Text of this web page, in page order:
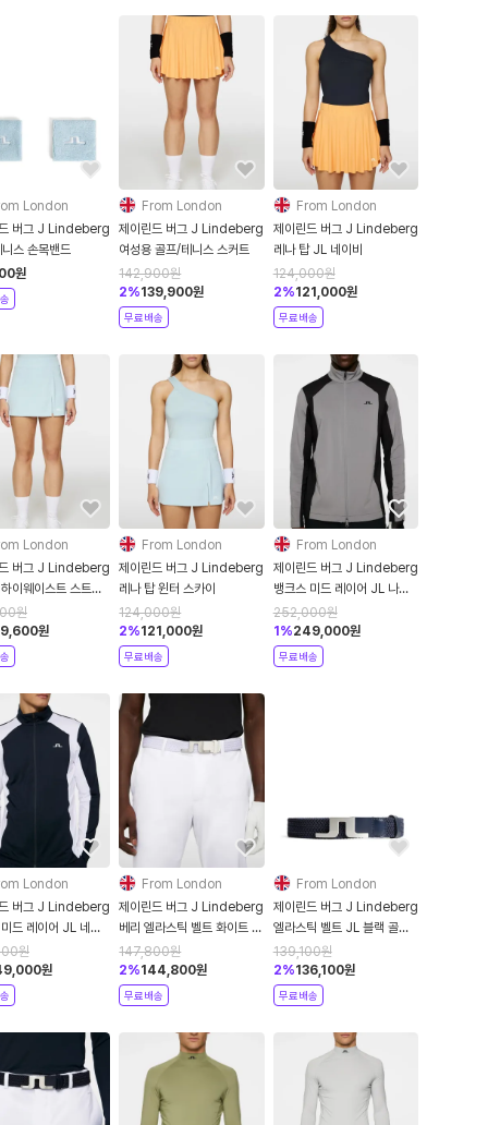
London
버그 J Lindeberg
스 손목밴드
원
From London
제이린드 버그 J Lindeberg
여성용 골프/테니스 스커트
142,900원
2%139,900원
무료배송
From London
제이린드 버그 J Lindeberg
레나 탑 JL 네이비
124,000원
2%121,000원
무료배송
London
버그 J Lindeberg
이웨이스트 스트레
테니스 스커트 - 스카
원
원
From London
제이린드 버그 J Lindeberg
레나 탑 윈터 스카이
124,000원
2%121,000원
무료배송
From London
제이린드 버그 J Lindeberg
뱅크스 미드 레이어 JL 나이
트 아울 스트레치 미드 레이어
자켓
252,000원
1 %249,000원
무료배송
London
버그 J Lindeberg
드 레이어 JL 네이
트레치 미드 레이어
원
원
From London
제이린드 버그 J Lindeberg
베리 엘라스틱 벨트 화이트 신
축성 골프 기능성 벨트
147,800원
2%144,800원
무료배송
From London
제이린드 버그 J Lindeberg
엘라스틱 벨트 JL 블랙 골프
기능성 벨트
139,100원
2%136,100원
무료배송